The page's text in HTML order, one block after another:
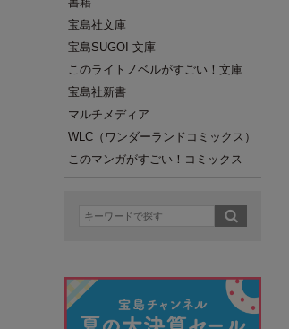
宝島社文庫
宝島SUGOI 文庫
このライトノベルがすごい！文庫
宝島社新書
マルチメディア
WLC（ワンダーランドコミックス）
このマンガがすごい！コミックス